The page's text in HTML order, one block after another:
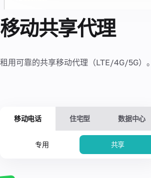
移动共享代理
租用可靠的共享移动代理（LTE/4G/5G）
移动电话 住宅型 数据中心
专用 共享